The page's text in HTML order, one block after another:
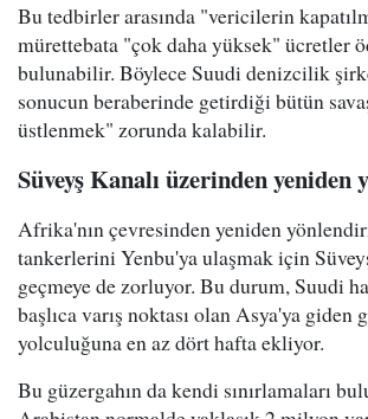
Bu tedbirler arasında "vericilerin
mürettebata "çok daha yüksek" ücretler
bulunabilir. Böylece Suudi denizcilik
sonucun beraberinde getirdiği bütün
üstlenmek" zorunda kalabilir.
Süveyş Kanalı üzerinden yeniden
Afrika'nın çevresinden yeniden
tankerlerini Yenbu'ya ulaşmak için
geçmeye de zorluyor. Bu durum, Suudi
başlıca varış noktası olan Asya'ya giden
yolculuğuna en az dört hafta ekliyor.
Bu güzergahın da kendi sınırlamaları